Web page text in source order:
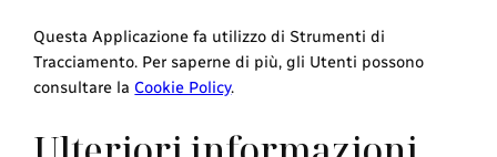
Questa Applicazione fa utilizzo di Strumenti di
Tracciamento. Per saperne di più, gli Utenti possono
consultare la Cookie Policy.